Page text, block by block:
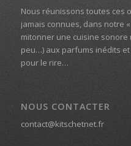
Nous réunissons toutes ces
jamais connues, dans notre
mitonner une cuisine
peu…) aux parfums inédits
pour le rire…
NOUS CONTACTER
contact@kitschetnet.fr